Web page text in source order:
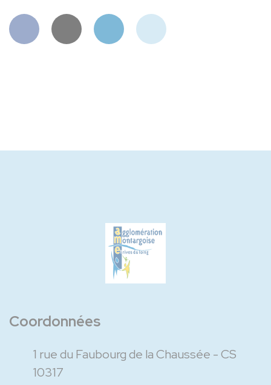
Coordonnées
1 rue du Faubourg de la Chaussée - CS
10317